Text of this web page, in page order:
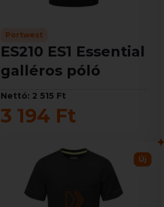
Portwest
ES210 ES1 Essential
galléros póló
Nettó: 2 515 Ft
3 194 Ft
Új